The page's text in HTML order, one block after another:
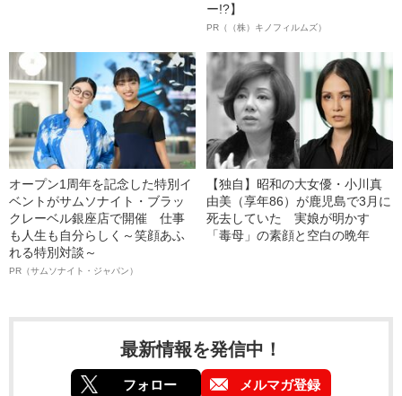
ー!?】
PR（（株）キノフィルムズ）
オープン1周年を記念した特別イ
ベントがサムソナイト・ブラッ
クレーベル銀座店で開催 仕事
も人生も自分らしく～笑顔あふ
れる特別対談～
PR（サムソナイト・ジャパン）
【独自】昭和の大女優・小川真
由美（享年86）が鹿児島で3月に
死去していた 実娘が明かす
「毒母」の素顔と空白の晩年
最新情報を発信中！
フォロー メルマガ登録